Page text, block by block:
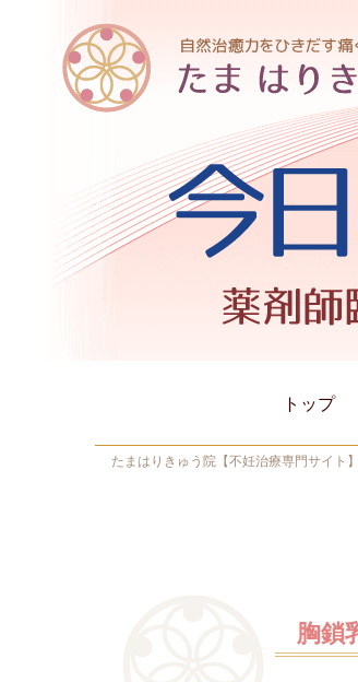
トップ
たまはりきゅう院【不妊治療専門サイト】
胸鎖